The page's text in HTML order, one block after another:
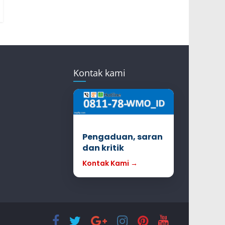
Kontak kami
Pengaduan, saran
dan kritik
Kontak Kami →